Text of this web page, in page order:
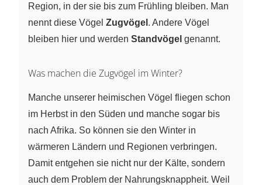
Region, in der sie bis zum Frühling bleiben. Man
nennt diese Vögel Zugvögel . Andere Vögel
bleiben hier und werden Standvögel genannt.
Was machen die Zugvögel im Winter?
Manche unserer heimischen Vögel fliegen schon
im Herbst in den Süden und manche sogar bis
nach Afrika. So können sie den Winter in
wärmeren Ländern und Regionen verbringen.
Damit entgehen sie nicht nur der Kälte, sondern
auch dem Problem der Nahrungsknappheit. Weil